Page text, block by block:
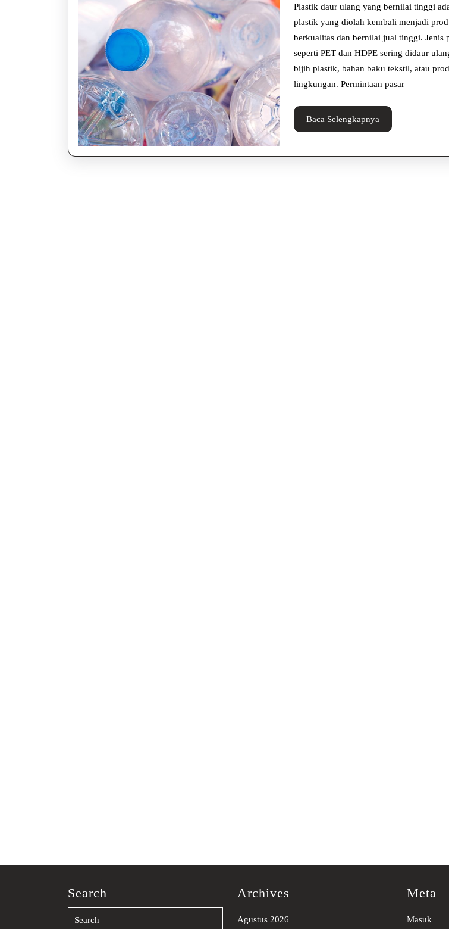
Tinggi,
Cuan
Hijau!
Plastik daur ulang yang bernilai tinggi
plastik yang diolah kembali menjadi
berkualitas dan bernilai jual tinggi. Jenis
seperti PET dan HDPE sering didaur
bijih plastik, bahan baku tekstil, atau
lingkungan. Permintaan pasar
Baca Selengkapnya
Selengkapnya
Search Archives
Agustus 2026
Meta
Masuk